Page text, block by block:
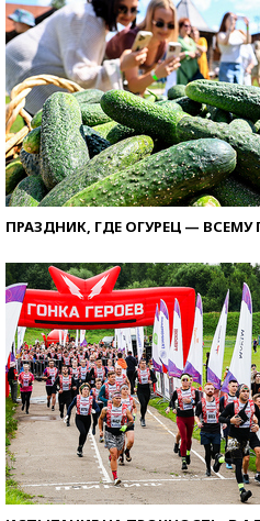
ПРАЗДНИК, ГДЕ ОГУРЕЦ — ВСЕМУ